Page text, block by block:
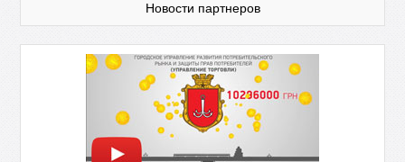
Новости партнеров